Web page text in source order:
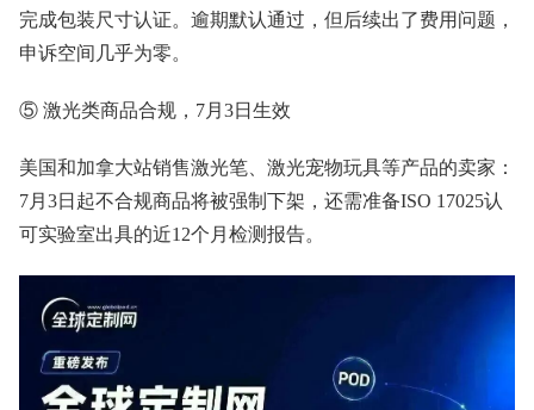
完成包装尺寸认证。逾期默认通过，但后续出了费用问题，
申诉空间几乎为零。
⑤ 激光类商品合规，7月3日生效
美国和加拿大站销售激光笔、激光宠物玩具等产品的卖家：
7月3日起不合规商品将被强制下架，还需准备ISO 17025认
可实验室出具的近12个月检测报告。